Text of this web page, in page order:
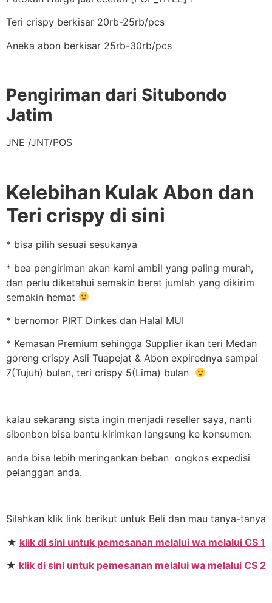
Teri crispy berkisar 20rb-25rb/pcs
Aneka abon berkisar 25rb-30rb/pcs
Pengiriman dari Situbondo
Jatim
JNE /JNT/POS
Kelebihan Kulak Abon dan
Teri crispy di sini
* bisa pilih sesuai sesukanya
* bea pengiriman akan kami ambil yang paling murah,
dan perlu diketahui semakin berat jumlah yang dikirim
semakin hemat
* bernomor PIRT Dinkes dan Halal MUI
* Kemasan Premium sehingga Supplier ikan teri Medan
goreng crispy Asli Tuapejat & Abon expirednya sampai
7(Tujuh) bulan, teri crispy 5(Lima) bulan
kalau sekarang sista ingin menjadi reseller saya, nanti
sibonbon bisa bantu kirimkan langsung ke konsumen.
anda bisa lebih meringankan beban ongkos expedisi
pelanggan anda.
Silahkan klik link berikut untuk Beli dan mau tanya-tanya
★ klik di sini untuk pemesanan melalui wa melalui CS 1
★ klik di sini untuk pemesanan melalui wa melalui CS 2